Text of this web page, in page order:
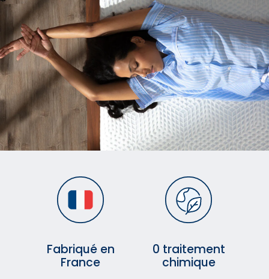
Fabriqué en
France
0 traitement
chimique